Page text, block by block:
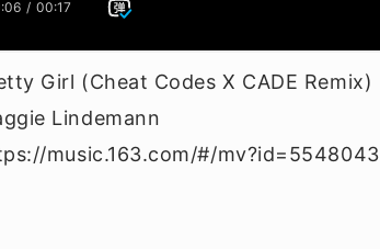
Girl (Cheat Codes X CADE Remix)
Lindemann
music.163.com/#/mv?id=5548043